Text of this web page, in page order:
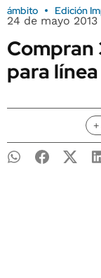
ámbito Edición
24 de mayo
Compran
para